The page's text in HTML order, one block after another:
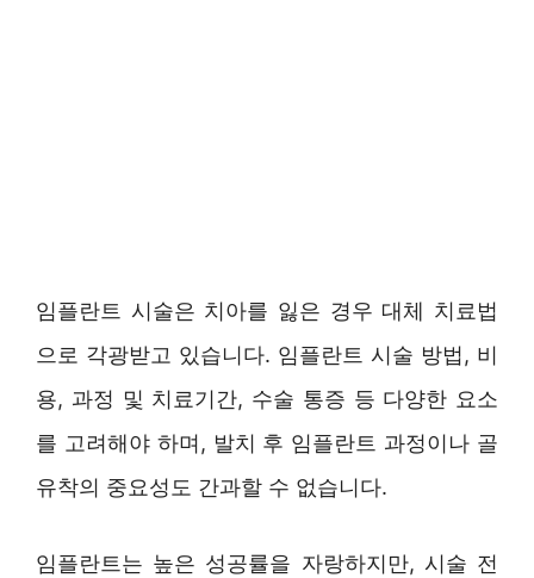
임플란트 시술은 치아를 잃은 경우 대체 치료법
으로 각광받고 있습니다. 임플란트 시술 방법, 비
용, 과정 및 치료기간, 수술 통증 등 다양한 요소
를 고려해야 하며, 발치 후 임플란트 과정이나 골
유착의 중요성도 간과할 수 없습니다.
임플란트는 높은 성공률을 자랑하지만, 시술 전